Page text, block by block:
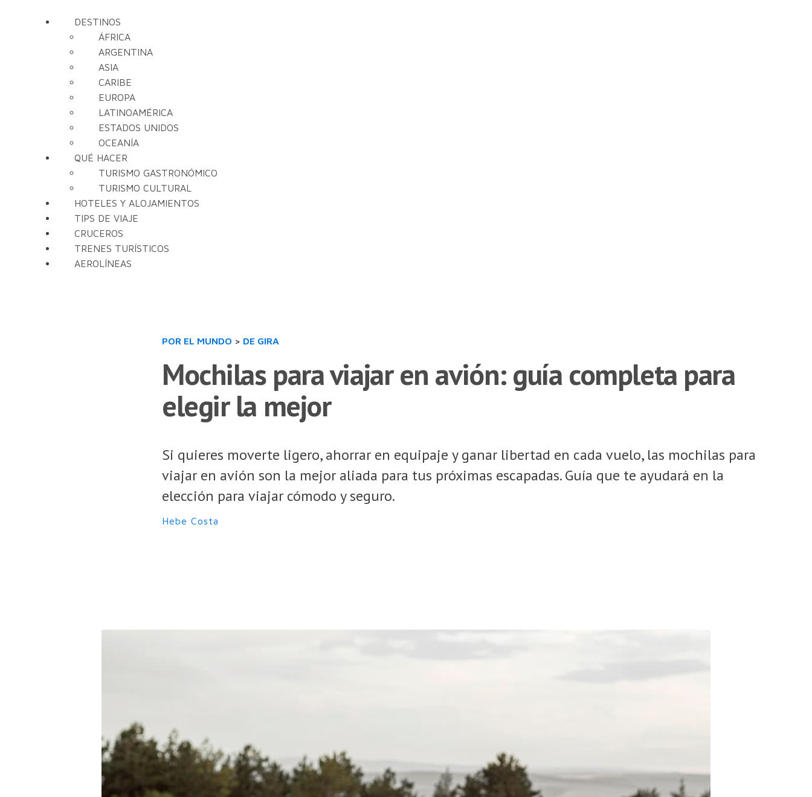
DESTINOS
ÁFRICA
ARGENTINA
ASIA
CARIBE
EUROPA
LATINOAMÉRICA
ESTADOS UNIDOS
OCEANÍA
QUÉ HACER
TURISMO GASTRONÓMICO
TURISMO CULTURAL
HOTELES Y ALOJAMIENTOS
TIPS DE VIAJE
CRUCEROS
TRENES TURÍSTICOS
AEROLÍNEAS
POR EL MUNDO > DE GIRA
Mochilas para viajar en avión: guía completa para
elegir la mejor
Si quieres moverte ligero, ahorrar en equipaje y ganar libertad en cada vuelo, las mochilas para
viajar en avión son la mejor aliada para tus próximas escapadas. Guía que te ayudará en la
elección para viajar cómodo y seguro.
Hebe Costa